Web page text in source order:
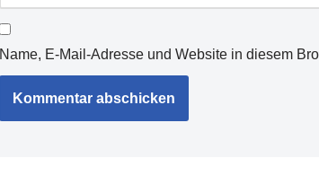
Name, E-Mail-Adresse und Website in diesem